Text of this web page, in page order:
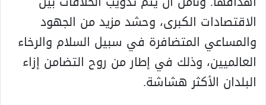
الاقتصادات الكبرى، وحشد مزيد من الجهود
والمساعي المتضافرة في سبيل السلام والرخاء
العالميين، وذلك في إطار من روح التضامن إزاء
البلدان الأكثر هشاشة.